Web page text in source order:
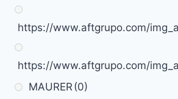
https://www.aftgrupo.com/
https://www.aftgrupo.com/
MAURER (0)